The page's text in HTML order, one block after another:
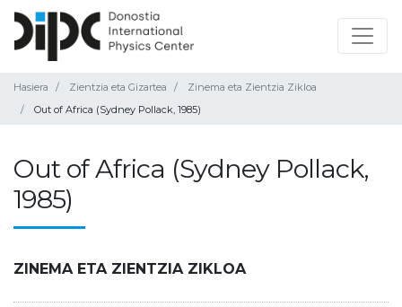
Hasiera Zientzia eta Gizartea
Zinema eta Zientzia Zikloa
Out of Africa (Sydney Pollack, 1985)
Out of Africa (Sydney Pollack,
1985)
ZINEMA ETA ZIENTZIA ZIKLOA